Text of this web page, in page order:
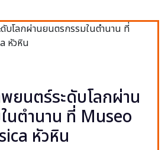
ยนตร์ระดับโลกผ่าน
นตำนาน ที่ Museo
หัวหิน